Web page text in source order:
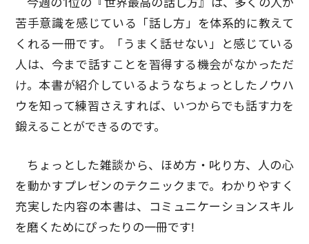
今週の1位の『世界最高の話し方』は、多くの人が
苦手意識を感じている「話し方」を体系的に教えて
くれる一冊です。「うまく話せない」と感じている
人は、今まで話すことを習得する機会がなかっただ
け。本書が紹介しているようなちょっとしたノウハ
ウを知って練習さえすれば、いつからでも話す力を
鍛えることができるのです。
ちょっとした雑談から、ほめ方・叱り方、人の心
を動かすプレゼンのテクニックまで。わかりやすく
充実した内容の本書は、コミュニケーションスキル
を磨くためにぴったりの一冊です!